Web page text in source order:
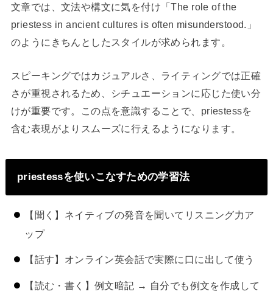
文章では、文法や構文に気を付け「The role of the
priestess in ancient cultures is often misunderstood.」
のようにきちんとしたスタイルが求められます。
スピーキングではカジュアルさ、ライティングでは正確
さが重視されるため、シチュエーションに応じた使い分
けが重要です。この点を意識することで、priestessを
含む表現がよりスムーズに行えるようになります。
priestessを使いこなすための学習法
【聞く】ネイティブの発音を聞いてリスニング力ア
ップ
【話す】オンライン英会話で実際に口に出して使う
【読む・書く】例文暗記 → 自分でも例文を作成して